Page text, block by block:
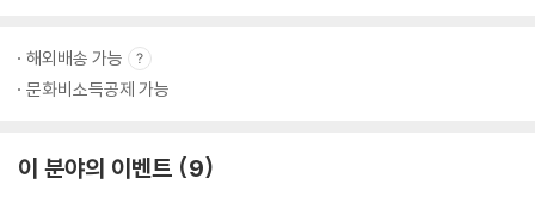
해외배송 가능
문화비소득공제 가능
이 분야의 이벤트 9